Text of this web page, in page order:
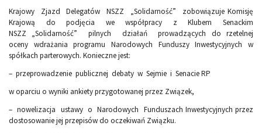
Krajowy Zjazd Delegatów NSZZ „Solidarność” zobowiązuje Komisję
Krajową do podjęcia we współpracy z Klubem Senackim
NSZZ „Solidarność” pilnych działań prowadzących do rzetelnej
oceny wdrażania programu Narodowych Funduszy Inwestycyjnych w
spółkach parterowych. Konieczne jest:
– przeprowadzenie publicznej debaty w Sejmie i Senacie RP
w oparciu o wyniki ankiety przygotowanej przez Związek,
– nowelizacja ustawy o Narodowych Funduszach Inwestycyjnych przez
dostosowanie jej przepisów do oczekiwań Związku.